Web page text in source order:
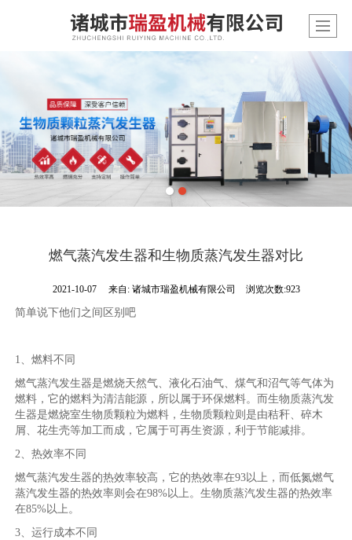
燃气蒸汽发生器和生物质蒸汽发生器对比
2021-10-07 来自: 诸城市瑞盈机械有限公司 浏览次数:923
简单说下他们之间区别吧
1、燃料不同
燃气蒸汽发生器是燃烧天然气、液化石油气、煤气和沼气等气体为
燃料，它的燃料为清洁能源，所以属于环保燃料。而生物质蒸汽发
生器是燃烧室生物质颗粒为燃料，生物质颗粒则是由秸秆、碎木
屑、花生壳等加工而成，它属于可再生资源，利于节能减排。
2、热效率不同
燃气蒸汽发生器的热效率较高，它的热效率在93以上，而低氮燃气
蒸汽发生器的热效率则会在98%以上。生物质蒸汽发生器的热效率
在85%以上。
3、运行成本不同